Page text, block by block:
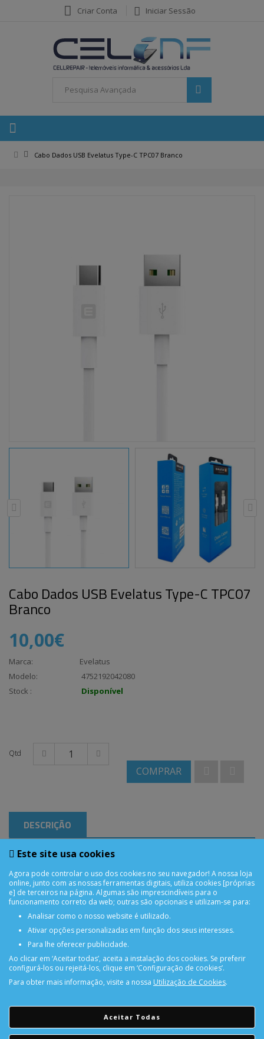
Criar Conta Iniciar Sessão
Cabo Dados USB Evelatus Type-C TPC07 Branco
Cabo Dados USB Evelatus Type-C TPC07
Branco
10,00€
Marca:
Evelatus
Modelo:
4752192042080
Stock :
Disponível
Qtd
COMPRAR
DESCRIÇÃO
Cabo Dados USB Evelatus Type-C TPC07 Branco
Encomendas acima de 150€
Este site usa cookies
Agora pode controlar o uso dos cookies no seu navegador! A nossa loja
online, junto com as nossas ferramentas digitais, utiliza cookies [próprias
e] de terceiros na página. Algumas são imprescindíveis para o
funcionamento correto da web; outras são opcionais e utilizam-se para:
Analisar como o nosso website é utilizado.
Ativar opções personalizadas em função dos seus interesses.
Para lhe oferecer publicidade.
Ao clicar em ‘Aceitar todas’, aceita a instalação dos cookies. Se preferir
configurá-los ou rejeitá-los, clique em ‘Configuração de cookies’.
Para obter mais informação, visite a nossa Utilização de Cookies.
Aceitar Todas